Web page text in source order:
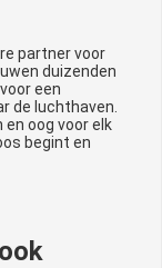
partner voor
duizenden
een
de luchthaven.
oog voor elk
begint en